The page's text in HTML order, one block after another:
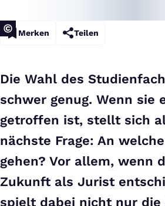
Merken Teilen
Die Wahl des
schwer genug. Wenn sie
getroffen ist, stellt sich
nächste Frage: An
gehen? Vor allem, wenn
Zukunft als Jurist
spielt dabei nicht nur die